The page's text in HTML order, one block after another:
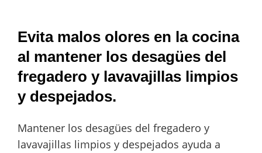
Evita malos olores en la cocina
al mantener los desagües del
fregadero y lavavajillas limpios
y despejados.
Mantener los desagües del fregadero y
lavavajillas limpios y despejados ayuda a